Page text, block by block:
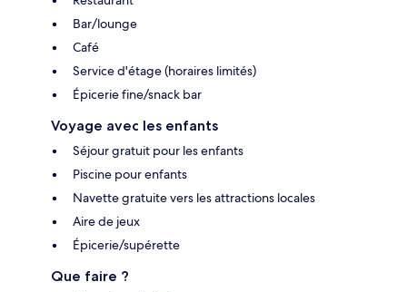
Bar/lounge
Café
Service d'étage (horaires limités)
Épicerie fine/snack bar
Voyage avec les enfants
Séjour gratuit pour les enfants
Piscine pour enfants
Navette gratuite vers les attractions locales
Aire de jeux
Épicerie/supérette
Que faire ?